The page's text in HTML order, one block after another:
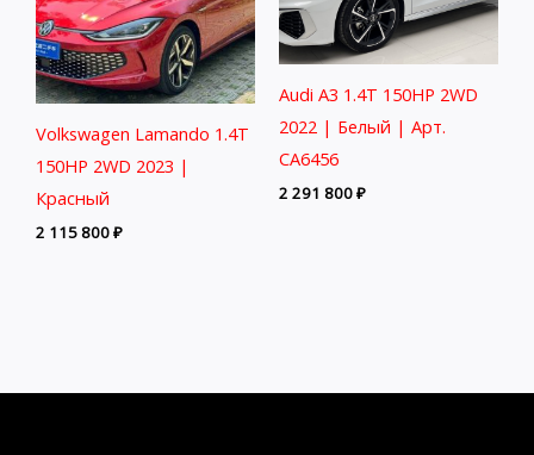
Volkswagen Lamando 1.4T
150HP 2WD 2023 |
Красный
2 115 800₽
Audi A3 1.4T 150HP 2WD
2022 | Белый | Арт.
CA6456
2 291 800₽